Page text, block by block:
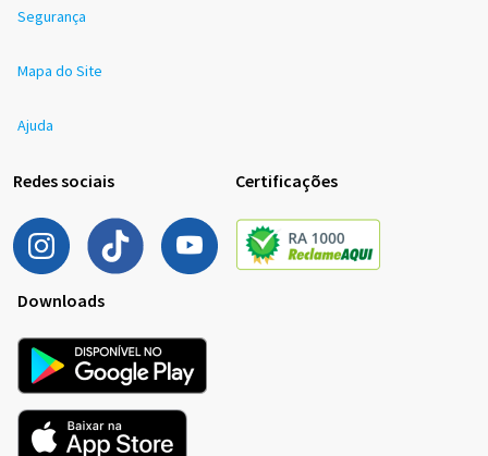
Segurança
Mapa do Site
Ajuda
Redes sociais Certificações
Downloads